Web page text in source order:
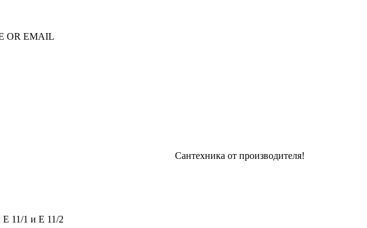
OR EMAIL
Сантехника от производителя!
11/1 и Е 11/2